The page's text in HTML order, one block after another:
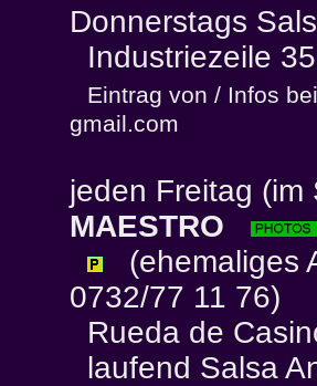
Donnerstags
Industriezeile
Eintrag von / Infos
gmail.com
jeden Freitag
MAESTRO
(ehemaliges
0732/77 11 76)
Rueda de
laufend Salsa